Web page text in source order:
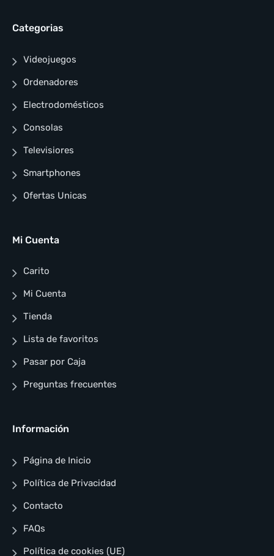
Categorias
Videojuegos
Ordenadores
Electrodomésticos
Consolas
Televisiores
Smartphones
Ofertas Unicas
Mi Cuenta
Carito
Mi Cuenta
Tienda
Lista de favoritos
Pasar por Caja
Preguntas frecuentes
Información
Página de Inicio
Política de Privacidad
Contacto
FAQs
Política de cookies (UE)